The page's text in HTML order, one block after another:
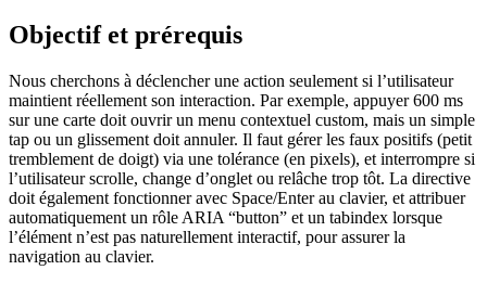
Objectif et prérequis
Nous cherchons à déclencher une action seulement si l’utilisateur
maintient réellement son interaction. Par exemple, appuyer 600 ms
sur une carte doit ouvrir un menu contextuel custom, mais un simple
tap ou un glissement doit annuler. Il faut gérer les faux positifs (petit
tremblement de doigt) via une tolérance (en pixels), et interrompre si
l’utilisateur scrolle, change d’onglet ou relâche trop tôt. La directive
doit également fonctionner avec Space/Enter au clavier, et attribuer
automatiquement un rôle ARIA “button” et un tabindex lorsque
l’élément n’est pas naturellement interactif, pour assurer la
navigation au clavier.